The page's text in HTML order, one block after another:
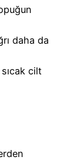
daha da
sıcak cilt